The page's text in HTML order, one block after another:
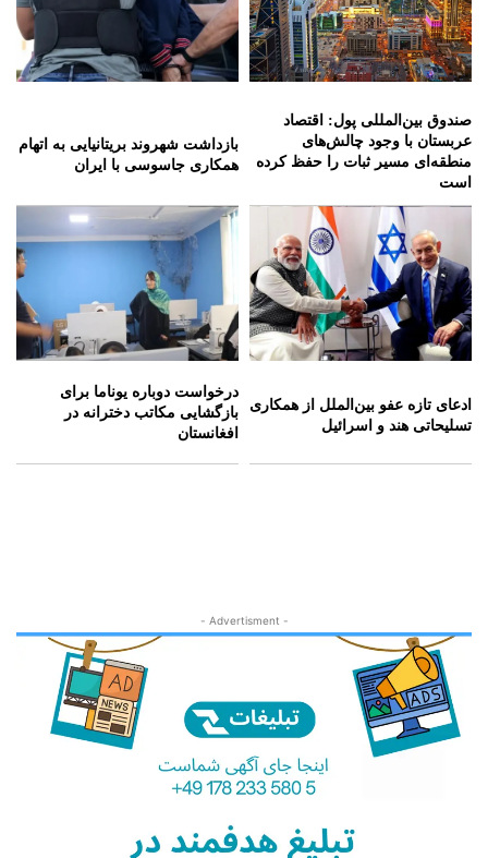
صندوق بین‌المللی پول: اقتصاد
عربستان با وجود چالش‌های
منطقه‌ای مسیر ثبات را حفظ کرده
است
بازداشت شهروند بریتانیایی به اتهام
همکاری جاسوسی با ایران
ادعای تازه عفو بین‌الملل از همکاری
تسلیحاتی هند و اسرائیل
درخواست دوباره یوناما برای
بازگشایی مکاتب دخترانه در
افغانستان
- Advertisment -